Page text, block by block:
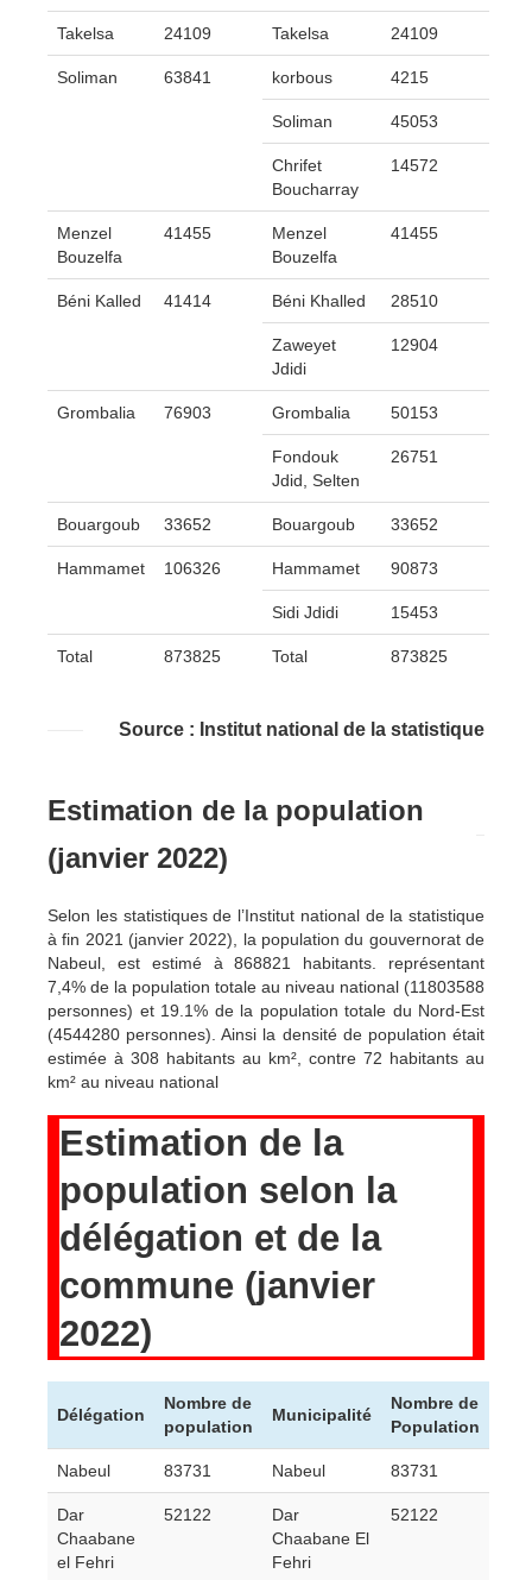
Takelsa 24109 Takelsa 24109
Soliman 63841 korbous 4215
Soliman 45053
Chrifet
Boucharray
14572
Menzel
Bouzelfa
41455
Menzel
Bouzelfa
41455
Béni Kalled 41414 Béni Khalled 28510
Zaweyet
Jdidi
12904
Grombalia 76903 Grombalia 50153
Fondouk
Jdid, Selten
26751
Bouargoub 33652 Bouargoub 33652
Hammamet 106326 Hammamet 90873
Sidi Jdidi 15453
Total 873825 Total 873825
Source : Institut national de la statistique
Estimation de la population
(janvier 2022)
Selon les statistiques de l’Institut national de la statistique
à fin 2021 (janvier 2022), la population du gouvernorat de
Nabeul, est estimé à 868821 habitants. représentant
7,4% de la population totale au niveau national (11803588
personnes) et 19.1% de la population totale du Nord-Est
(4544280 personnes). Ainsi la densité de population était
estimée à 308 habitants au km², contre 72 habitants au
km² au niveau national
Estimation de la
population selon la
délégation et de la
commune (janvier
2022)
Délégation
Nombre de
population
Municipalité
Nombre de
Population
Nabeul 83731 Nabeul 83731
Dar
Chaabane
el Fehri
52122
Dar
Chaabane El
Fehri
52122